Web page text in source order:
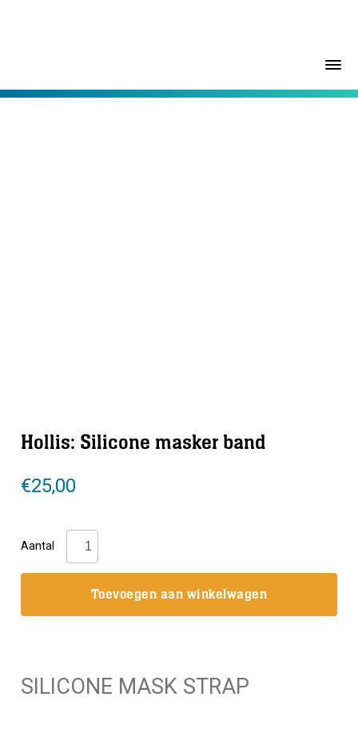
Hollis: Silicone masker band
€25,00
Aantal
Hollis:
Silicone
Toevoegen aan winkelwagen
SILICONE MASK STRAP